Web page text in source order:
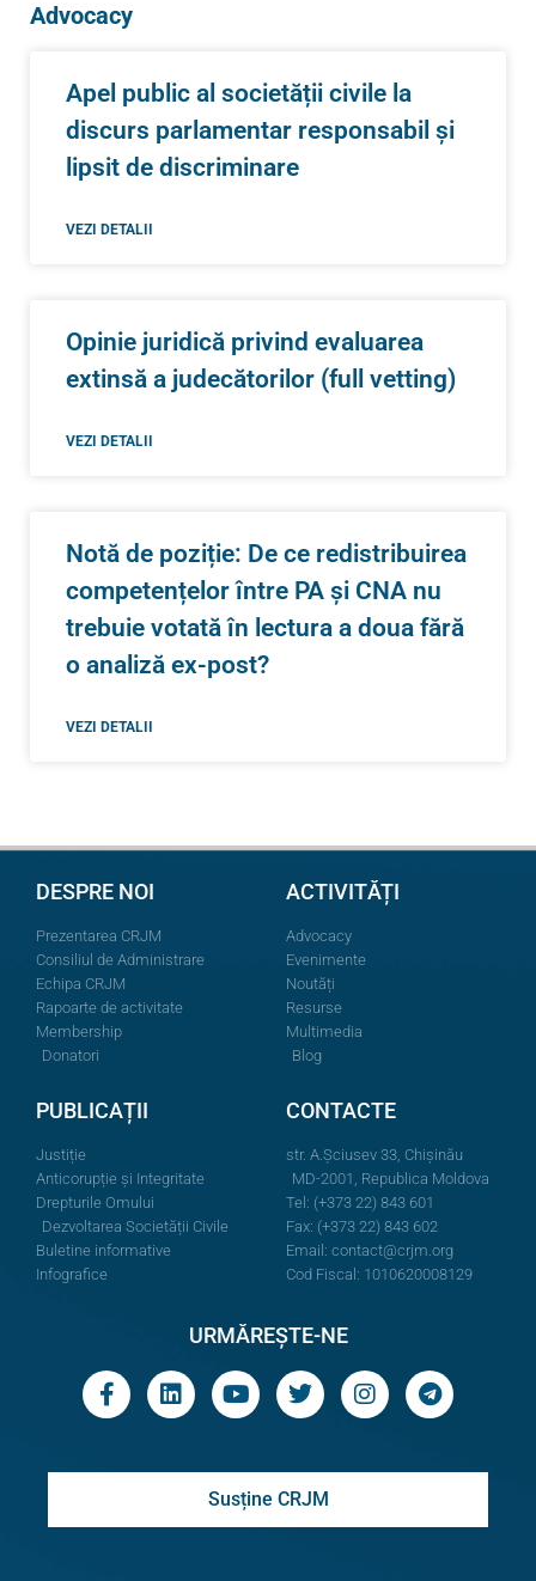
Advocacy
Apel public al societății civile la
discurs parlamentar responsabil și
lipsit de discriminare
VEZI DETALII
Opinie juridică privind evaluarea
extinsă a judecătorilor (full vetting)
VEZI DETALII
Notă de poziție: De ce redistribuirea
competențelor între PA și CNA nu
trebuie votată în lectura a doua fără
o analiză ex-post?
VEZI DETALII
DESPRE NOI
Prezentarea CRJM
Consiliul de Administrare
Echipa CRJM
Rapoarte de activitate
Membership
Donatori
ACTIVITĂȚI
Advocacy
Evenimente
Noutăți
Resurse
Multimedia
Blog
PUBLICAȚII
Justiție
Anticorupție și Integritate
Drepturile Omului
Dezvoltarea Societății Civile
Buletine informative
Infografice
CONTACTE
str. A.Şciusev 33, Chișinău
MD-2001, Republica Moldova
Tel: (+373 22) 843 601
Fax: (+373 22) 843 602
Email: contact@crjm.org
Cod Fiscal: 1010620008129
URMĂREȘTE-NE
Susține CRJM